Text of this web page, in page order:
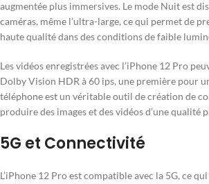
augmentée plus immersives. Le mode Nuit est
caméras, même l’ultra-large, ce qui permet de
haute qualité dans des conditions de faible
Les vidéos enregistrées avec l’iPhone 12 Pro
Dolby Vision HDR à 60 ips, une première pour
téléphone est un véritable outil de création de
produire des images et des vidéos d’une qualité
5G et Connectivité
L’iPhone 12 Pro est compatible avec la 5G, ce